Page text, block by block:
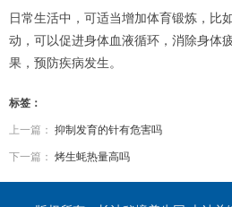
日常生活中，可适当增加体育锻炼，比
动，可以促进身体血液循环，消除身体
果，预防疾病发生。
标签：
上一篇： 抑制发育的针有危害吗
下一篇： 烤生蚝热量高吗